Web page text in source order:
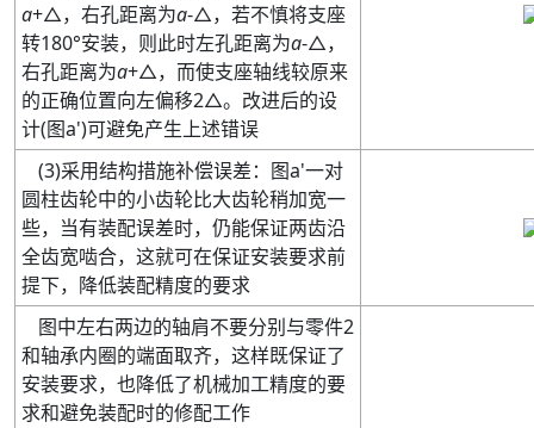
a+△，右孔距离为a-△，若不慎将支座
转180°安装，则此时左孔距离为a-△，
右孔距离为a+△，而使支座轴线较原来
的正确位置向左偏移2△。改进后的设
计(图a')可避免产生上述错误
(3)采用结构措施补偿误差：图a'一对
圆柱齿轮中的小齿轮比大齿轮稍加宽一
些，当有装配误差时，仍能保证两齿沿
全齿宽啮合，这就可在保证安装要求前
提下，降低装配精度的要求
图中左右两边的轴肩不要分别与零件2
和轴承内圈的端面取齐，这样既保证了
安装要求，也降低了机械加工精度的要
求和避免装配时的修配工作